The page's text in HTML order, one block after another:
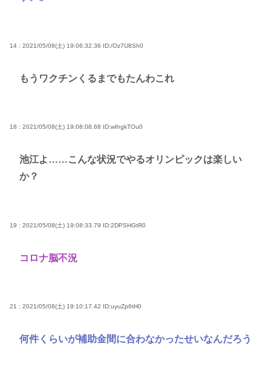
14 : 2021/05/08(土) 19:06:32.36 ID:/Oz7U8Sh0
もうワクチンくるまでもたんわこれ
18 : 2021/05/08(土) 19:08:08.68 ID:wIhgkTOu0
池江よ……こんな状況でやるオリンピックは楽しい
か？
19 : 2021/05/08(土) 19:08:33.79 ID:2DPSHGtR0
コロナ脳不況
21 : 2021/05/08(土) 19:10:17.42 ID:uyuZp6tH0
何件くらいが補助金間に合わなかったせいなんだろう